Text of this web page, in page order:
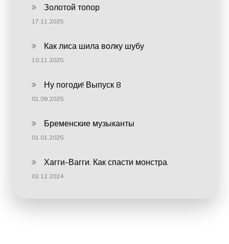
Золотой топор
17.11.2025
Как лиса шила волку шубу
10.11.2025
Ну погоди! Выпуск 8
01.09.2025
Бременские музыканты
01.01.2025
Хагги-Вагги. Как спасти монстра.
02.12.2024